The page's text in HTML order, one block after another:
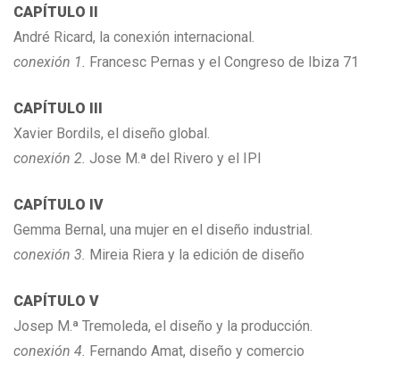
CAPÍTULO II
André Ricard, la conexión internacional.
conexión 1. Francesc Pernas y el Congreso de Ibiza 71
CAPÍTULO III
Xavier Bordils, el diseño global.
conexión 2. Jose M.ª del Rivero y el IPI
CAPÍTULO IV
Gemma Bernal, una mujer en el diseño industrial.
conexión 3. Mireia Riera y la edición de diseño
CAPÍTULO V
Josep M.ª Tremoleda, el diseño y la producción.
conexión 4. Fernando Amat, diseño y comercio